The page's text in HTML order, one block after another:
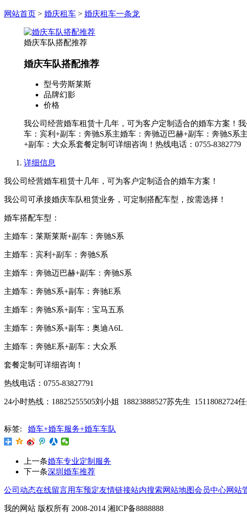
网站首页 > 婚庆租车 > 婚庆租车一条龙
婚庆车队搭配推荐
婚庆车队搭配推荐
型号劳斯莱斯
品牌幻影
价格
我公司经营婚车租赁十几年，可为客户定制适合的婚车方案！
车：宾利+副车：奔驰S系主婚车：奔驰迈巴赫+副车：奔驰S系
+副车：大众系套餐定制可详细咨询！热线电话：0755-8382779
详细信息
我公司经营婚车租赁十几年，可为客户定制适合的婚车方案！
我公司可承接婚庆车队租赁业务，可定制搭配车型，按需选择！
婚车搭配车型：
主婚车：莱斯莱斯+副车：奔驰S系
主婚车：宾利+副车：奔驰S系
主婚车：奔驰迈巴赫+副车：奔驰S系
主婚车：奔驰S系+副车：奔驰E系
主婚车：奔驰S系+副车：宝马五系
主婚车：奔驰S系+副车：奥迪A6L
主婚车：奔驰E系+副车：大众系
套餐定制可详细咨询！
热线电话：0755-83827791
24小时热线：18825255505刘小姐 18823888527苏先生 15118082724
标签: 婚车+婚车服务+婚车车队
上一条婚车专业定制服务
下一条深圳婚车推荐
公司动态在线留言用车预定友情链接站内搜索网站地图会员中心网站
我的网站 版权所有 2008-2014 湘ICP备8888888